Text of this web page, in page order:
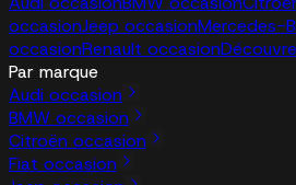
occasionJeep occasionMercedes-
occasionRenault occasion
Par marque
Audi occasion
BMW occasion
Citroën occasion
Fiat occasion